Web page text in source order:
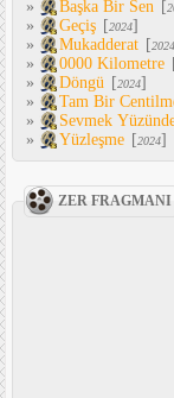
»
Başka Bir Sen [
»
Geçiş [2024]
»
Mukadderat [2024
»
0000 Kilometre
»
Döngü [2024]
»
Tam Bir
»
Sevmek
»
Yüzleşme [2024]
ZER FRAGMANI